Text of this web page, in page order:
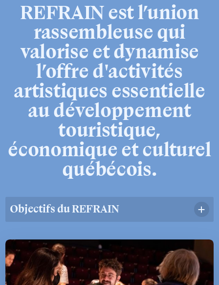
REFRAINestl’union
rassembleuse qui
valorise etdynamise
l’offre d'activités
artistiques essentielle
audéveloppement
touristique,
économique etculturel
québécois.
Objectifs du REFRAIN
reconnaissance des festivals à échelle humaine
partout au Québec;
Inciter les événements à atteindre le plus haut